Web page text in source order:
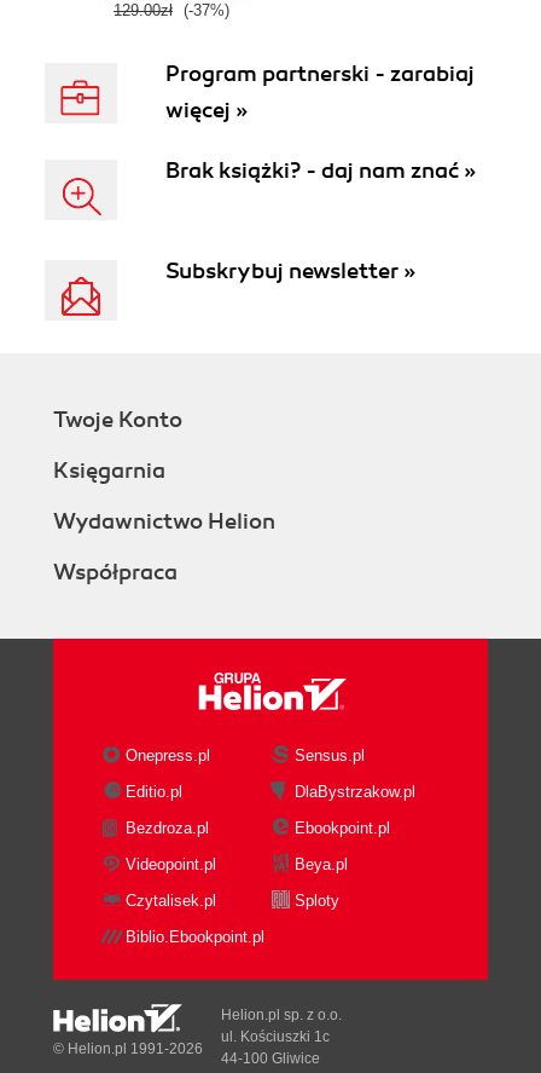
129.00zł (-37%)
Program partnerski - zarabiaj
więcej »
Brak książki? - daj nam znać »
Subskrybuj newsletter »
Twoje Konto
Księgarnia
Wydawnictwo Helion
Współpraca
Onepress.pl
Sensus.pl
Editio.pl
DlaBystrzakow.pl
Bezdroza.pl
Ebookpoint.pl
Videopoint.pl
Beya.pl
Czytalisek.pl
Sploty
Biblio.Ebookpoint.pl
© Helion.pl 1991-2026
Helion.pl sp. z o.o.
ul. Kościuszki 1c
44-100 Gliwice